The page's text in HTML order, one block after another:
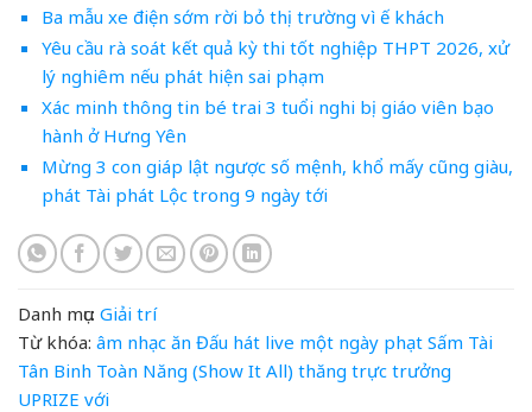
Ba mẫu xe điện sớm rời bỏ thị trường vì ế khách
Yêu cầu rà soát kết quả kỳ thi tốt nghiệp THPT 2026, xử
lý nghiêm nếu phát hiện sai phạm
Xác minh thông tin bé trai 3 tuổi nghi bị giáo viên bạo
hành ở Hưng Yên
Mừng 3 con giáp lật ngược số mệnh, khổ mấy cũng giàu,
phát Tài phát Lộc trong 9 ngày tới
Danh mục: Giải trí
Từ khóa: âm nhạc ăn Đấu hát live một ngày phạt Sấm Tài
Tân Binh Toàn Năng (Show It All) thăng trực trưởng
UPRIZE với